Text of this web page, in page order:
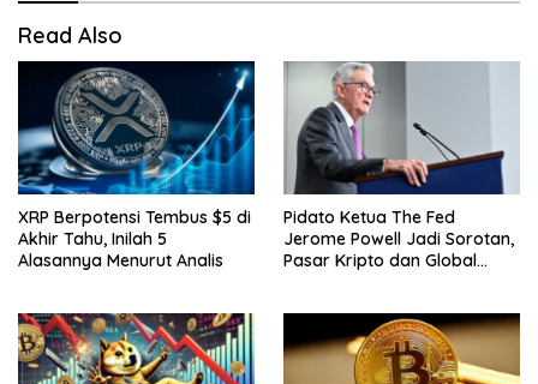
Read Also
XRP Berpotensi Tembus $5 di
Akhir Tahu, Inilah 5
Alasannya Menurut Analis
Pidato Ketua The Fed
Jerome Powell Jadi Sorotan,
Pasar Kripto dan Global